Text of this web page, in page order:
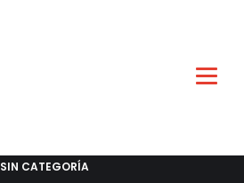
SIN CATEGORÍA